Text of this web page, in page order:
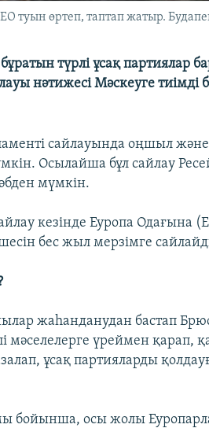
туын өртеп, таптап жатыр.
түрлі ұсақ партиялар
нәтижесі Мәскеуге тиімді
сайлауында оңшыл
Осылайша бұл сайлау
мүмкін.
кезінде Еуропа Одағына
бес жыл мерзімге
жаһанданудан бастап
мәселелерге үреймен қарап,
ұсақ партияларды
бойынша, осы жолы